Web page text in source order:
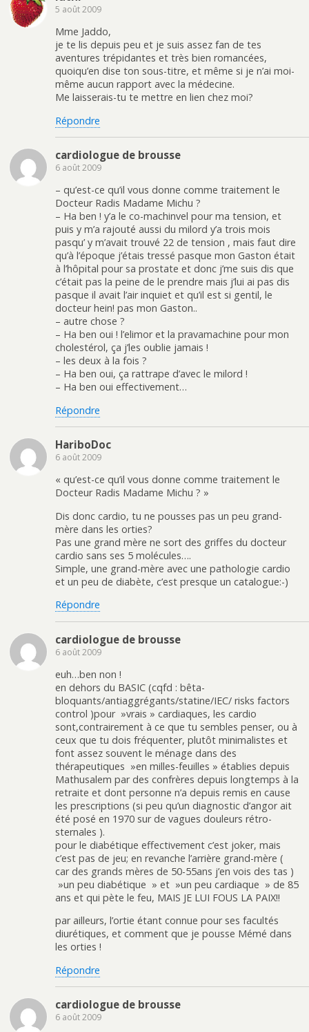
5 août 2009
Mme Jaddo,
je te lis depuis peu et je suis assez fan de tes
aventures trépidantes et très bien romancées,
quoiqu’en dise ton sous-titre, et même si je n’ai moi-
même aucun rapport avec la médecine.
Me laisserais-tu te mettre en lien chez moi?
Répondre
cardiologue de brousse
6 août 2009
– qu’est-ce qu’il vous donne comme traitement le
Docteur Radis Madame Michu ?
– Ha ben ! y’a le co-machinvel pour ma tension, et
puis y m’a rajouté aussi du milord y’a trois mois
pasqu’ y m’avait trouvé 22 de tension , mais faut dire
qu’à l’époque j’étais tressé pasque mon Gaston était
à l’hôpital pour sa prostate et donc j’me suis dis que
c’était pas la peine de le prendre mais j’lui ai pas dis
pasque il avait l’air inquiet et qu’il est si gentil, le
docteur hein! pas mon Gaston..
– autre chose ?
– Ha ben oui ! l’elimor et la pravamachine pour mon
cholestérol, ça j’les oublie jamais !
– les deux à la fois ?
– Ha ben oui, ça rattrape d’avec le milord !
– Ha ben oui effectivement…
Répondre
HariboDoc
6 août 2009
« qu’est-ce qu’il vous donne comme traitement le
Docteur Radis Madame Michu ? »
Dis donc cardio, tu ne pousses pas un peu grand-
mère dans les orties?
Pas une grand mère ne sort des griffes du docteur
cardio sans ses 5 molécules….
Simple, une grand-mère avec une pathologie cardio
et un peu de diabète, c’est presque un catalogue:-)
Répondre
cardiologue de brousse
6 août 2009
euh…ben non !
en dehors du BASIC (cqfd : bêta-
bloquants/antiaggrégants/statine/IEC/ risks factors
control )pour »vrais » cardiaques, les cardio
sont,contrairement à ce que tu sembles penser, ou à
ceux que tu dois fréquenter, plutôt minimalistes et
font assez souvent le ménage dans des
thérapeutiques »en milles-feuilles » établies depuis
Mathusalem par des confrères depuis longtemps à la
retraite et dont personne n’a depuis remis en cause
les prescriptions (si peu qu’un diagnostic d’angor ait
été posé en 1970 sur de vagues douleurs rétro-
sternales ).
pour le diabétique effectivement c’est joker, mais
c’est pas de jeu; en revanche l’arrière grand-mère (
car des grands mères de 50-55ans j’en vois des tas )
»un peu diabétique » et »un peu cardiaque » de 85
ans et qui pète le feu, MAIS JE LUI FOUS LA PAIX!!
par ailleurs, l’ortie étant connue pour ses facultés
diurétiques, et comment que je pousse Mémé dans
les orties !
Répondre
cardiologue de brousse
6 août 2009